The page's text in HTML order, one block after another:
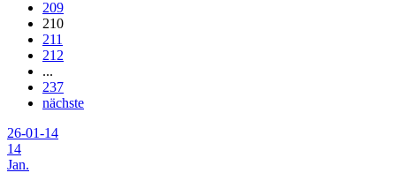
209
210
211
212
...
237
nächste
26-01-14
14
Jan.